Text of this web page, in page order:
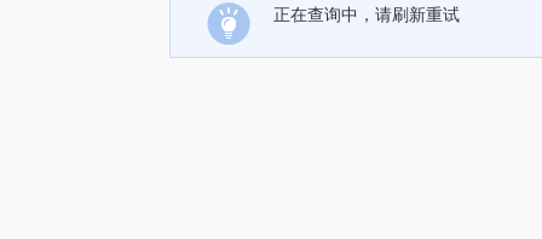
正在查询中，请刷新重试